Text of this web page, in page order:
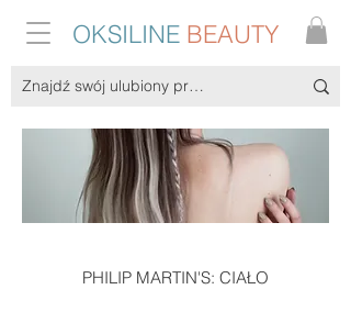
OKSILINE BEAUTY
PHILIP MARTIN'S: CIAŁO